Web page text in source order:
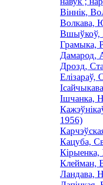
Віннік,
Волкава,
Вшыўкоў,
Грамыка,
Дамарод,
Дрозд,
Елізараў,
Ішчанка,
1956)
Кацуба,
Кірыенка,
Клейман,
Ландава,